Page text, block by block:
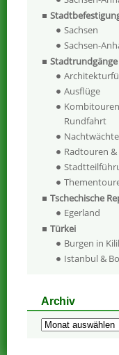
Sachsen
Sachsen-
Ausflüge
Rundfahrt
Radtouren
Tschechische
Egerland
Türkei
Burgen in
Istanbul &
Archiv
Archiv